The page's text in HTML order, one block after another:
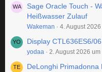
Sage Oracle Touch -
Heißwasser Zulauf
Wakeman 4. August 2026
Display CTL636ES6/06
yodaa 2. August 2026 um
DeLonghi Primadonna